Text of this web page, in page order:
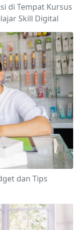
di Tempat Kursus
Skill Digital
dan Tips